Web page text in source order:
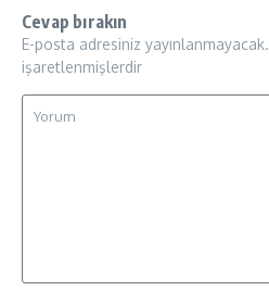
Cevap bırakın
E-posta adresiniz yayınlanmayacak.
işaretlenmişlerdir